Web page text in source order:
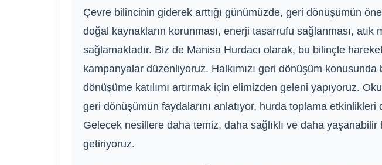
Çevre bilincinin giderek arttığı günümüzde, geri dönüşümün
doğal kaynakların korunması, enerji tasarrufu sağlanması,
sağlamaktadır. Biz de Manisa Hurdacı olarak, bu bilinçle
kampanyalar düzenliyoruz. Halkımızı geri dönüşüm konusunda
dönüşüme katılımı artırmak için elimizden geleni yapıyoruz.
geri dönüşümün faydalarını anlatıyor, hurda toplama
Gelecek nesillere daha temiz, daha sağlıklı ve daha
getiriyoruz.